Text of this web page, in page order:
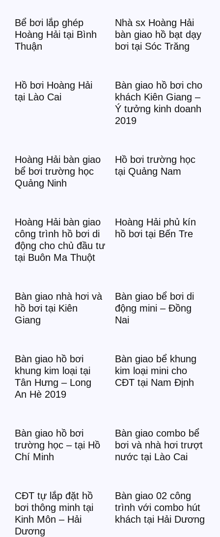
Bể bơi lắp ghép
Hoàng Hải tại Bình
Thuận
Nhà sx Hoàng Hải
bàn giao hồ bạt dạy
bơi tại Sóc Trăng
Hồ bơi Hoàng Hải
tại Lào Cai
Bàn giao hồ bơi cho
khách Kiên Giang –
Ý tưởng kinh doanh
2019
Hoàng Hải bàn giao
bể bơi trường học
Quảng Ninh
Hồ bơi trường học
tại Quảng Nam
Hoàng Hải bàn giao
công trình hồ bơi di
động cho chủ đầu tư
tại Buôn Ma Thuột
Hoàng Hải phủ kín
hồ bơi tại Bến Tre
Bàn giao nhà hơi và
hồ bơi tại Kiên
Giang
Bàn giao bể bơi di
động mini – Đồng
Nai
Bàn giao hồ bơi
khung kim loại tại
Tân Hưng – Long
An Hè 2019
Bàn giao bể khung
kim loại mini cho
CĐT tại Nam Định
Bàn giao hồ bơi
trường học – tại Hồ
Chí Minh
Bàn giao combo bể
bơi và nhà hơi trượt
nước tại Lào Cai
CĐT tự lắp đặt hồ
bơi thông minh tại
Kinh Môn – Hải
Dương
Bàn giao 02 công
trình với combo hút
khách tại Hải Dương